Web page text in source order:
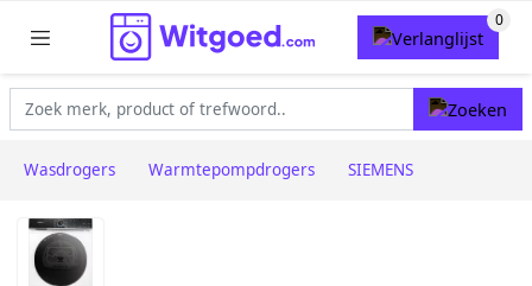
Wasdrogers Warmtepompdrogers SIEMENS